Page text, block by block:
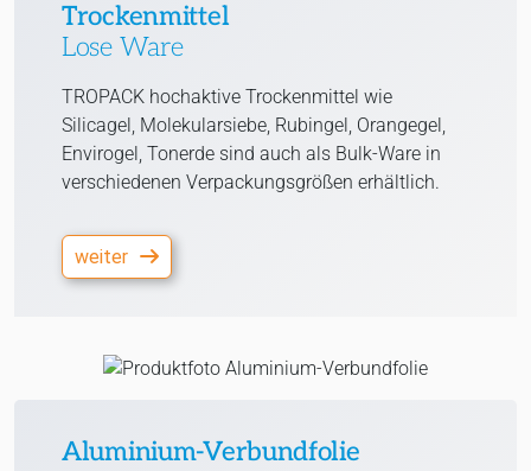
Trockenmittel
Lose Ware
TROPACK hochaktive Trockenmittel wie
Silicagel, Molekularsiebe, Rubingel, Orangegel,
Envirogel, Tonerde sind auch als Bulk-Ware in
verschiedenen Verpackungsgrößen erhältlich.
weiter
Aluminium-Verbundfolie